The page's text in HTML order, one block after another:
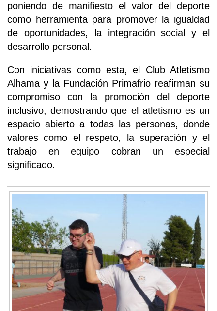
poniendo de manifiesto el valor del deporte
como herramienta para promover la igualdad
de oportunidades, la integración social y el
desarrollo personal.
Con iniciativas como esta, el Club Atletismo
Alhama y la Fundación Primafrio reafirman su
compromiso con la promoción del deporte
inclusivo, demostrando que el atletismo es un
espacio abierto a todas las personas, donde
valores como el respeto, la superación y el
trabajo en equipo cobran un especial
significado.